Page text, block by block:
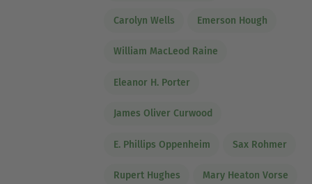
Carolyn Wells Emerson Hough
William MacLeod Raine
Eleanor H. Porter
James Oliver Curwood
E. Phillips Oppenheim Sax Rohmer
Rupert Hughes Mary Heaton Vorse